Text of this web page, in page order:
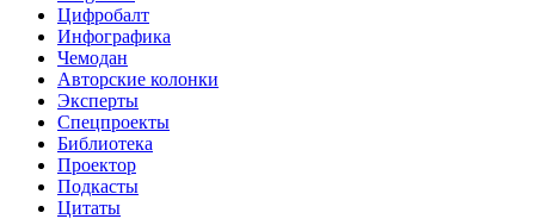
Цифробалт
Инфографика
Чемодан
Авторские колонки
Эксперты
Спецпроекты
Библиотека
Проектор
Подкасты
Цитаты